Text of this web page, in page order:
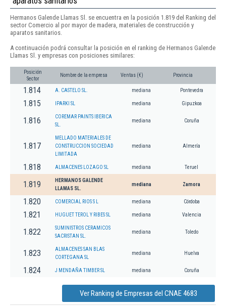
Hermanos Galende Llamas Sl. se encuentra en la posición 1.819 del Ranking del
sector Comercio al por mayor de madera, materiales de construcción y
aparatos sanitarios.
A continuación podrá consultar la posición en el ranking de Hermanos Galende
Llamas Sl. y empresas con posiciones similares:
Posición
Sector
Nombre de la empresa Ventas (€) Provincia
1.814 A. CASTELO SL. mediana Pontevedra
1.815 IPARKI SL mediana Gipuzkoa
1.816
COREMAR PAINTS IBERICA
SL.
mediana Coruña
1.817
MELLADO MATERIALES DE
CONSTRUCCION SOCIEDAD
LIMITADA
mediana Almería
1.818 ALMACENES LOZAGO SL mediana Teruel
1.819
HERMANOS GALENDE
LLAMAS SL.
mediana Zamora
1.820 COMERCIAL RIOS S L mediana Córdoba
1.821 HUGUET TEROL Y RIBES SL mediana Valencia
1.822
SUMINISTROS CERAMICOS
SACRISTAN SL.
mediana Toledo
1.823
ALMACENES SAN BLAS
CORTEGANA SL
mediana Huelva
1.824 J MENDAÑA TIMBER SL mediana Coruña
Ver Ranking de Empresas del CNAE 4683